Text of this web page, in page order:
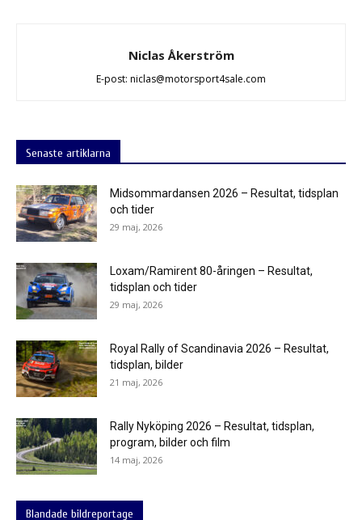
Niclas Åkerström
E-post: niclas@motorsport4sale.com
Senaste artiklarna
Midsommardansen 2026 – Resultat, tidsplan
och tider
29 maj, 2026
Loxam/Ramirent 80-åringen – Resultat,
tidsplan och tider
29 maj, 2026
Royal Rally of Scandinavia 2026 – Resultat,
tidsplan, bilder
21 maj, 2026
Rally Nyköping 2026 – Resultat, tidsplan,
program, bilder och film
14 maj, 2026
Blandade bildreportage